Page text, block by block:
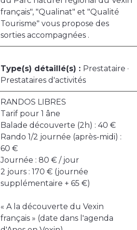
français", "Qualinat" et "Qualité
Tourisme" vous propose des
sorties accompagnées .
Type(s) détaillé(s) : Prestataire ·
Prestataires d'activités
RANDOS LIBRES
Tarif pour 1 âne
Balade découverte (2h) : 40 €
Rando 1/2 journée (après-midi) :
60 €
Journée : 80 € / jour
2 jours : 170 € (journée
supplémentaire + 65 €)
« A la découverte du Vexin
français » (date dans l'agenda